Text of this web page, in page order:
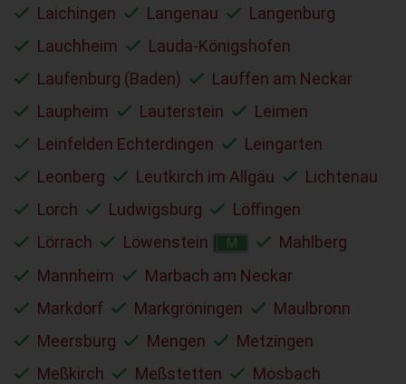
Laichingen
Langenau
Langenburg
Lauchheim
Lauda-Königshofen
Laufenburg (Baden)
Lauffen am Neckar
Laupheim
Lauterstein
Leimen
Leinfelden Echterdingen
Leingarten
Leonberg
Leutkirch im Allgäu
Lichtenau
Lorch
Ludwigsburg
Löffingen
Lörrach
Löwenstein M
Mahlberg
Mannheim
Marbach am Neckar
Markdorf
Markgröningen
Maulbronn
Meersburg
Mengen
Metzingen
Meßkirch
Meßstetten
Mosbach